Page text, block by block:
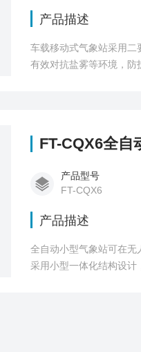
产品描述
车载移动式气象站采用二
有效对抗盐雾等环境，
FT-CQX6全自
产品型号
FT-CQX6
产品描述
全自动小型气象站可在
采用小型一体化结构设计